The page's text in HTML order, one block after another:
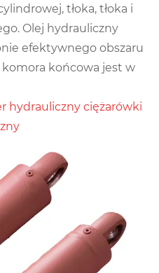
tłoka, tłoka i
Olej hydrauliczny
efektywnego obszaru
komora końcowa jest w
hydrauliczny ciężarówki